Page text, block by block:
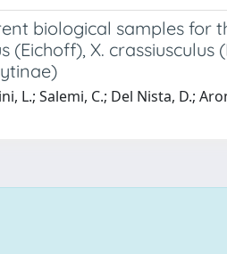
biological samples for
(Eichoff), X.
L.; Salemi, C.; Del Nista, D.;